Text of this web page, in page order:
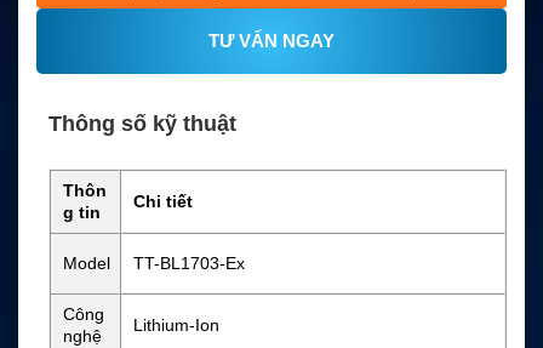
TƯ VẤN NGAY
Thông số kỹ thuật
Thôn
g tin
Chi tiết
Model TT-BL1703-Ex
Công
nghệ
Lithium-Ion